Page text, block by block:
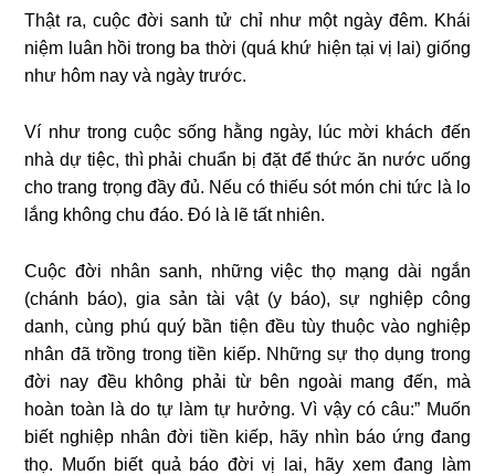
Thật ra, cuộc đời sanh tử chỉ như một ngày đêm. Khái
niệm luân hồi trong ba thời (quá khứ hiện tại vị lai) giống
như hôm nay và ngày trước.
Ví như trong cuộc sống hằng ngày, lúc mời khách đến
nhà dự tiệc, thì phải chuẩn bị đặt để thức ăn nước uống
cho trang trọng đầy đủ. Nếu có thiếu sót món chi tức là lo
lắng không chu đáo. Ðó là lẽ tất nhiên.
Cuộc đời nhân sanh, những việc thọ mạng dài ngắn
(chánh báo), gia sản tài vật (y báo), sự nghiệp công
danh, cùng phú quý bần tiện đều tùy thuộc vào nghiệp
nhân đã trồng trong tiền kiếp. Những sự thọ dụng trong
đời nay đều không phải từ bên ngoài mang đến, mà
hoàn toàn là do tự làm tự hưởng. Vì vậy có câu:” Muốn
biết nghiệp nhân đời tiền kiếp, hãy nhìn báo ứng đang
thọ. Muốn biết quả báo đời vị lai, hãy xem đang làm